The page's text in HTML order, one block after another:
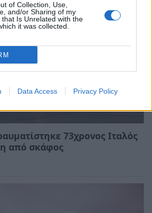
of Collection, Use,
and/or Sharing of my
that Is Unrelated with the
it was collected.
Data Access Privacy Policy
73χρονος Ιταλός
από σκάφος